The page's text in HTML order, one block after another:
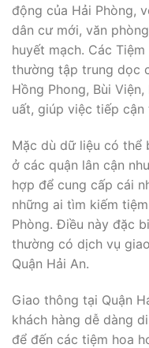
động của Hải Phòng,
dân cư mới, văn
huyết mạch. Các
thường tập trung dọc
Hồng Phong, Bùi
uất, giúp việc tiếp cận
Mặc dù dữ liệu có thể
ở các quận lân cận
hợp để cung cấp cái
những ai tìm kiếm
Phòng. Điều này đặc
thường có dịch vụ
Quận Hải An.
Giao thông tại Quận
khách hàng dễ dàng
để đến các tiệm hoa